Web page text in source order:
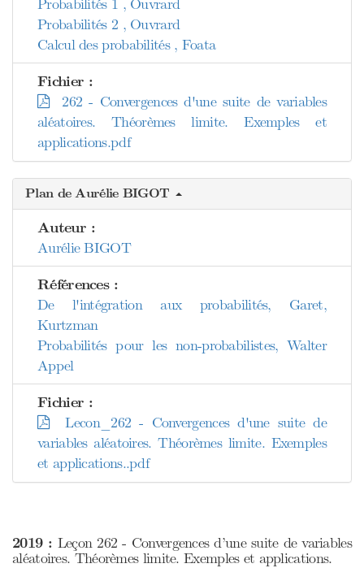
Probabilités 1 , Ouvrard
Probabilités 2 , Ouvrard
Calcul des probabilités , Foata
Fichier :
262 - Convergences d'une suite de variables
aléatoires. Théorèmes limite. Exemples et
applications.pdf
Plan de Aurélie BIGOT
Auteur :
Aurélie BIGOT
Références :
De l'intégration aux probabilités, Garet,
Kurtzman
Probabilités pour les non-probabilistes, Walter
Appel
Fichier :
Lecon_262 - Convergences d'une suite de
variables aléatoires. Théorèmes limite. Exemples
et applications..pdf
2019 : Leçon 262 - Convergences d’une suite de variables
aléatoires. Théorèmes limite. Exemples et applications.